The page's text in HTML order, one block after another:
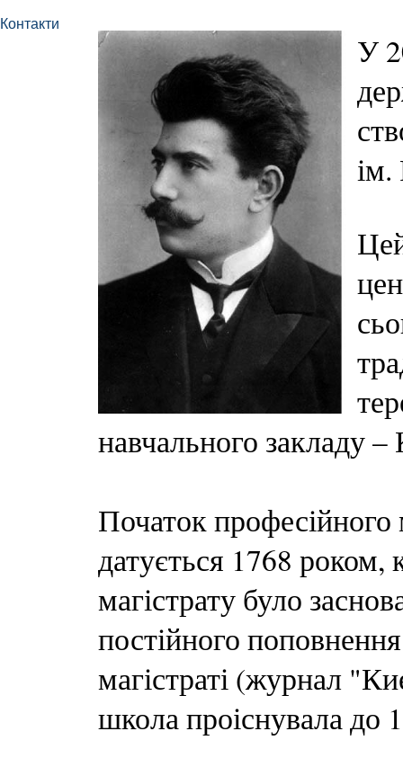
Контакти
У
ім.
навчального закладу
Початок професійного
датується 1768 роком,
магістрату було
постійного
магістраті (журнал
школа проіснувала до